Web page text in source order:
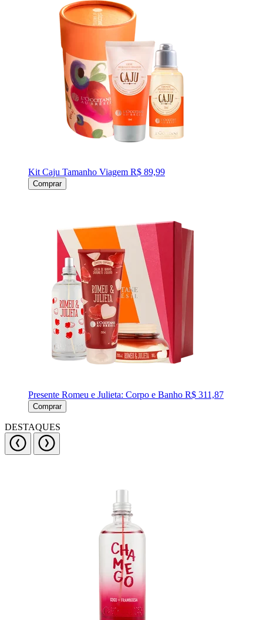
Kit Caju Tamanho Viagem R$ 89,99
Comprar
Presente Romeu e Julieta: Corpo e Banho R$ 311,87
Comprar
DESTAQUES